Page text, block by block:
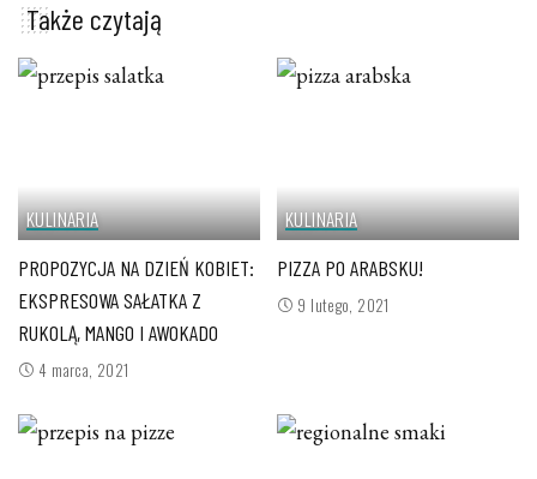
Także czytają
KULINARIA
PROPOZYCJA NA DZIEŃ KOBIET:
EKSPRESOWA SAŁATKA Z
RUKOLĄ, MANGO I AWOKADO
4 marca, 2021
KULINARIA
PIZZA PO ARABSKU!
9 lutego, 2021